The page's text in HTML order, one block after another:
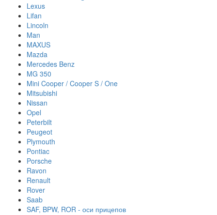
Lexus
Lifan
Lincoln
Man
MAXUS
Mazda
Mercedes Benz
MG 350
Mini Cooper / Cooper S / One
Mitsubishi
Nissan
Opel
Peterbilt
Peugeot
Plymouth
Pontiac
Porsche
Ravon
Renault
Rover
Saab
SAF, BPW, ROR - оси прицепов